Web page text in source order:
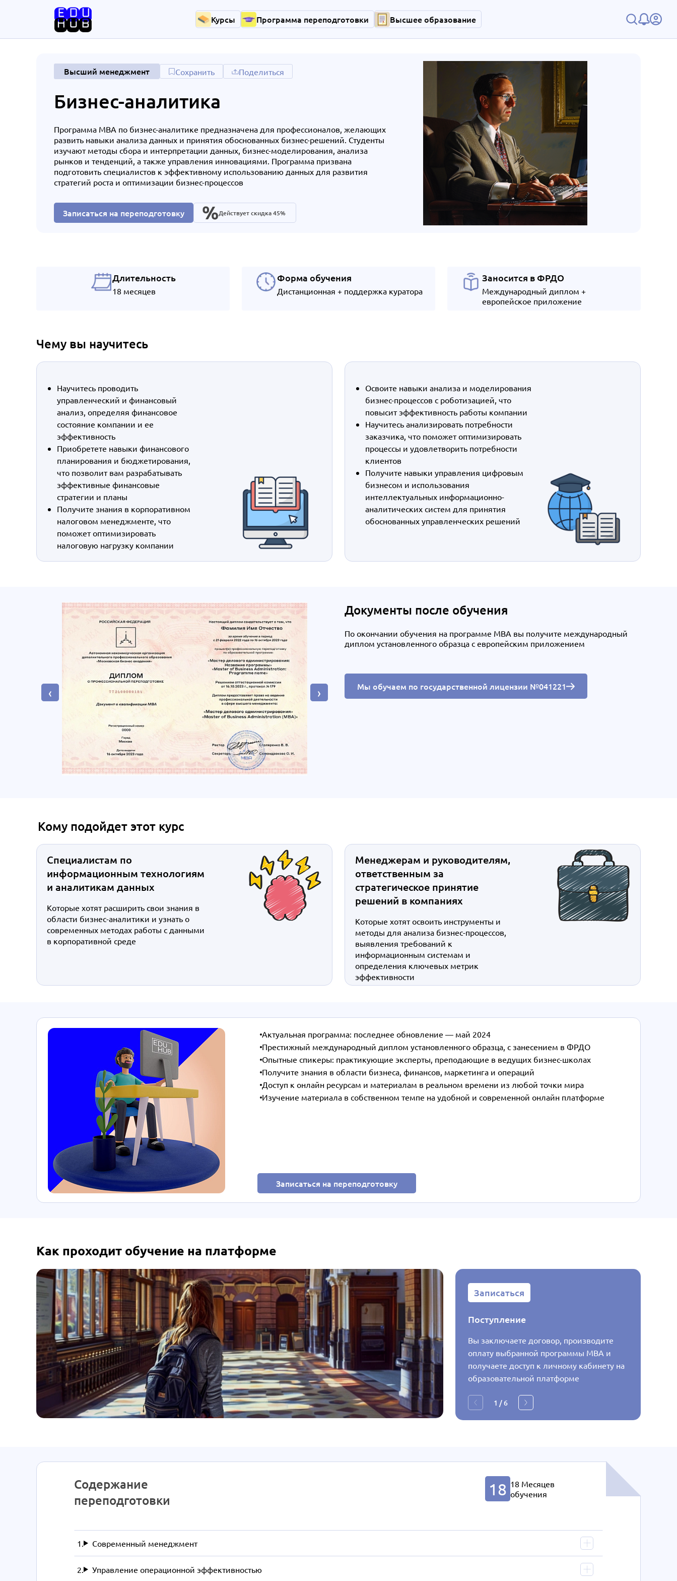
Курсы Программа переподготовки Высшее образование
Высший менеджмент Сохранить Поделиться
Бизнес-аналитика
Программа MBA по бизнес-аналитике предназначена для профессионалов, желающих
развить навыки анализа данных и принятия обоснованных бизнес-решений. Студенты
изучают методы сбора и интерпретации данных, бизнес-моделирования, анализа
рынков и тенденций, а также управления инновациями. Программа призвана
подготовить специалистов к эффективному использованию данных для развития
стратегий роста и оптимизации бизнес-процессов
Записаться на переподготовку Действует скидка 45%
Длительность
18 месяцев
Форма обучения
Дистанционная + поддержка куратора
Заносится в ФРДО
Международный диплом +
европейское приложение
Чему вы научитесь
Научитесь проводить
управленческий и финансовый
анализ, определяя финансовое
состояние компании и ее
эффективность
Приобретете навыки финансового
планирования и бюджетирования,
что позволит вам разрабатывать
эффективные финансовые
стратегии и планы
Получите знания в корпоративном
налоговом менеджменте, что
поможет оптимизировать
налоговую нагрузку компании
Освоите навыки анализа и моделирования
бизнес-процессов с роботизацией, что
повысит эффективность работы компании
Научитесь анализировать потребности
заказчика, что поможет оптимизировать
процессы и удовлетворить потребности
клиентов
Получите навыки управления цифровым
бизнесом и использования
интеллектуальных информационно-
аналитических систем для принятия
обоснованных управленческих решений
‹ ›
Документы после обучения
По окончании обучения на программе MBA вы получите международный
диплом установленного образца с европейским приложением
Мы обучаем по государственной лицензии №041221
Кому подойдет этот курс
Специалистам по
информационным технологиям
и аналитикам данных
Которые хотят расширить свои знания в
области бизнес-аналитики и узнать о
современных методах работы с данными
в корпоративной среде
Менеджерам и руководителям,
ответственным за
стратегическое принятие
решений в компаниях
Которые хотят освоить инструменты и
методы для анализа бизнес-процессов,
выявления требований к
информационным системам и
определения ключевых метрик
эффективности
Актуальная программа: последнее обновление — май 2024
Престижный международный диплом установленного образца, с занесением в ФРДО
Опытные спикеры: практикующие эксперты, преподающие в ведущих бизнес-школах
Получите знания в области бизнеса, финансов, маркетинга и операций
Доступ к онлайн ресурсам и материалам в реальном времени из любой точки мира
Изучение материала в собственном темпе на удобной и современной онлайн платформе
Записаться на переподготовку
Как проходит обучение на платформе
Записаться
Поступление
Вы заключаете договор, производите
оплату выбранной программы MBA и
получаете доступ к личному кабинету на
образовательной платформе
1 /6
Содержание
переподготовки
18 18 Месяцев
обучения
Современный менеджмент
Управление операционной эффективностью